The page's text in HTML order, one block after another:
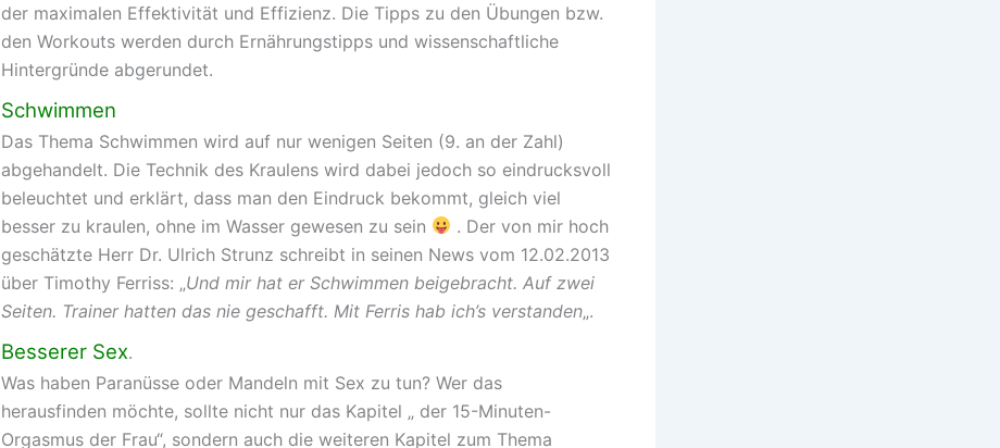
der maximalen Effektivität und Effizienz. Die Tipps zu den Übungen bzw.
den Workouts werden durch Ernährungstipps und wissenschaftliche
Hintergründe abgerundet.
Schwimmen
Das Thema Schwimmen wird auf nur wenigen Seiten (9. an der Zahl)
abgehandelt. Die Technik des Kraulens wird dabei jedoch so eindrucksvoll
beleuchtet und erklärt, dass man den Eindruck bekommt, gleich viel
besser zu kraulen, ohne im Wasser gewesen zu sein
. Der von mir hoch
geschätzte Herr Dr. Ulrich Strunz schreibt in seinen News vom 12.02.2013
über Timothy Ferriss: „Und mir hat er Schwimmen beigebracht. Auf zwei
Seiten. Trainer hatten das nie geschafft. Mit Ferris hab ich’s verstanden„.
Besserer Sex.
Was haben Paranüsse oder Mandeln mit Sex zu tun? Wer das
herausfinden möchte, sollte nicht nur das Kapitel „ der 15-Minuten-
Orgasmus der Frau“, sondern auch die weiteren Kapitel zum Thema